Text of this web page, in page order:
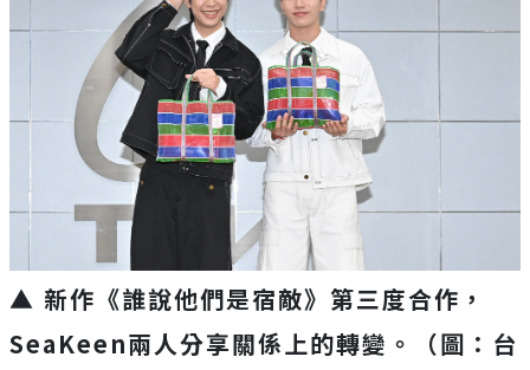
▲ 新作《誰說他們是宿敵》第三度合作，
SeaKeen兩人分享關係上的轉變 。
（圖：台